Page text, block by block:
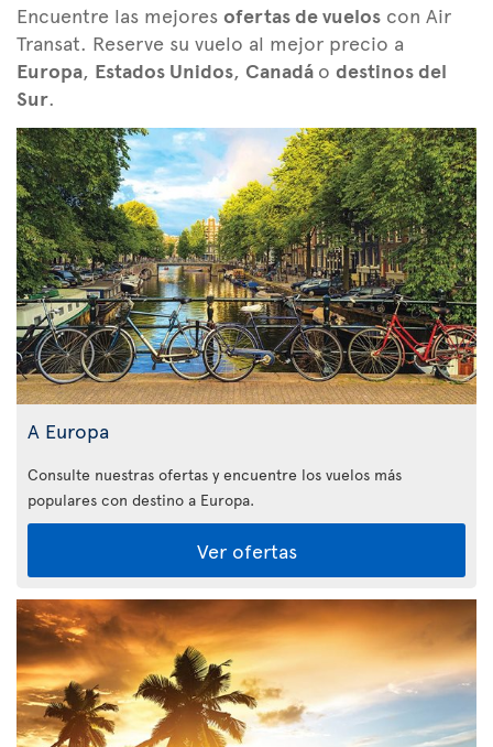
Encuentre las mejores ofertas de vuelos con Air
Transat. Reserve su vuelo al mejor precio a
Europa, Estados Unidos, Canadá o destinos del
Sur.
A Europa
Consulte nuestras ofertas y encuentre los vuelos más
populares con destino a Europa.
Ver ofertas